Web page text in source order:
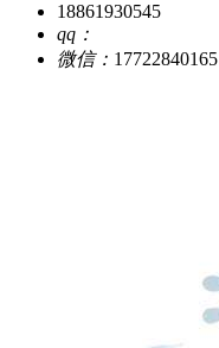
18861930545
qq：
微信： 17722840165